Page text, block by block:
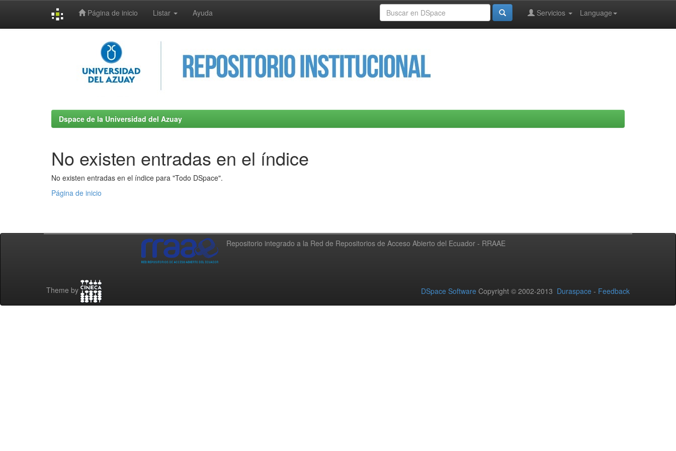
Página de inicio Listar Ayuda Language
Servicios
Dspace de la Universidad del Azuay
No existen entradas en el índice
No existen entradas en el índice para "Todo DSpace".
Página de inicio
Repositorio integrado a la Red de Repositorios de Acceso Abierto del Ecuador - RRAAE
Theme by DSpace Software Copyright © 2002-2013 Duraspace - Feedback